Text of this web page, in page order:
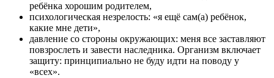
ребёнка хорошим родителем,
психологическая незрелость: «я ещё сам(а) ребёнок,
какие мне дети»,
давление со стороны окружающих: меня все заставляют
повзрослеть и завести наследника. Организм включает
защиту: принципиально не буду идти на поводу у
«всех».